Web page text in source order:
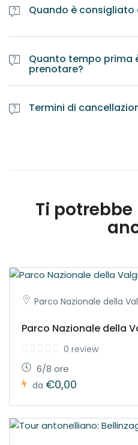
Quando è
Quanto tempo prima
prenotare?
Termini di
Ti
Parco Nazionale della
Parco Nazionale della
0 review
6/8 ore
da €0,00